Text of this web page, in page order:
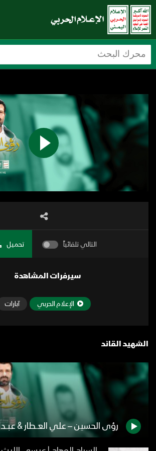
التالي تلقائياً تحميل
سيرفرات المشاهدة
الإعلام الحربي آبارات
الشهيد القائد